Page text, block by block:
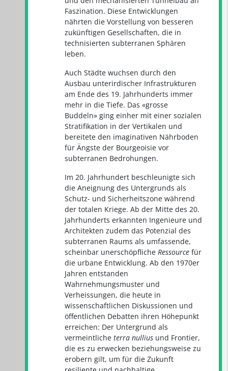
Faszination. Diese Entwicklungen
nährten die Vorstellung von besseren
zukünftigen Gesellschaften, die in
technisierten subterranen Sphären
leben.
Auch Städte wuchsen durch den
Ausbau unterirdischer Infrastrukturen
am Ende des 19. Jahrhunderts immer
mehr in die Tiefe. Das «grosse
Buddeln» ging einher mit einer sozialen
Stratifikation in der Vertikalen und
bereitete den imaginativen Nährboden
für Ängste der Bourgeoisie vor
subterranen Bedrohungen.
Im 20. Jahrhundert beschleunigte sich
die Aneignung des Untergrunds als
Schutz- und Sicherheitszone während
der totalen Kriege. Ab der Mitte des 20.
Jahrhunderts erkannten Ingenieure und
Architekten zudem das Potenzial des
subterranen Raums als umfassende,
scheinbar unerschöpflicheRessource für
die urbane Entwicklung. Ab den 1970er
Jahren entstanden
Wahrnehmungsmuster und
Verheissungen, die heute in
wissenschaftlichen Diskussionen und
öffentlichen Debatten ihren Höhepunkt
erreichen: Der Untergrund als
vermeintlicheterra nullius und Frontier,
die es zu erwecken beziehungsweise zu
erobern gilt, um für die Zukunft